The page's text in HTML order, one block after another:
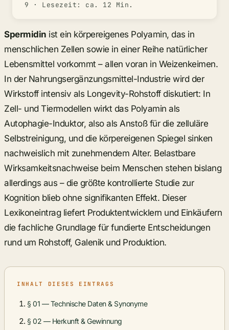
9 · Lesezeit: ca. 12 Min.
Spermidin ist ein körpereigenes Polyamin, das in
menschlichen Zellen sowie in einer Reihe natürlicher
Lebensmittel vorkommt – allen voran in Weizenkeimen.
In der Nahrungsergänzungsmittel-Industrie wird der
Wirkstoff intensiv als Longevity-Rohstoff diskutiert: In
Zell- und Tiermodellen wirkt das Polyamin als
Autophagie-Induktor, also als Anstoß für die zelluläre
Selbstreinigung, und die körpereigenen Spiegel sinken
nachweislich mit zunehmendem Alter. Belastbare
Wirksamkeitsnachweise beim Menschen stehen bislang
allerdings aus – die größte kontrollierte Studie zur
Kognition blieb ohne signifikanten Effekt. Dieser
Lexikoneintrag liefert Produktentwicklern und Einkäufern
die fachliche Grundlage für fundierte Entscheidungen
rund um Rohstoff, Galenik und Produktion.
INHALT DIESES EINTRAGS
§ 01 — Technische Daten & Synonyme
§ 02 — Herkunft & Gewinnung